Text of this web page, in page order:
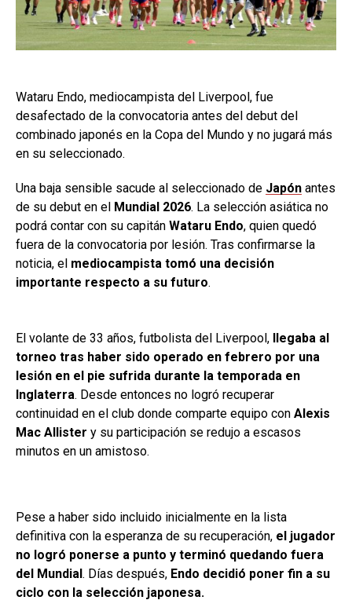
Wataru Endo, mediocampista del Liverpool, fue
desafectado de la convocatoria antes del debut del
combinado japonés en la Copa del Mundo y no jugará más
en su seleccionado.
Una baja sensible sacude al seleccionado de Japón antes
de su debut en el Mundial 2026. La selección asiática no
podrá contar con su capitán Wataru Endo, quien quedó
fuera de la convocatoria por lesión. Tras confirmarse la
noticia, el mediocampista tomó una decisión
importante respecto a su futuro.
El volante de 33 años, futbolista del Liverpool,
llegaba al
torneo tras haber sido operado en febrero por una
lesión en el pie sufrida durante la temporada en
Inglaterra. Desde entonces no logró recuperar
continuidad en el club donde comparte equipo con Alexis
Mac Allister y su participación se redujo a escasos
minutos en un amistoso.
Pese a haber sido incluido inicialmente en la lista
definitiva con la esperanza de su recuperación, el jugador
no logró ponerse a punto y terminó quedando fuera
del Mundial . Días después, Endo decidió poner fin a su
ciclo con la selección japonesa.